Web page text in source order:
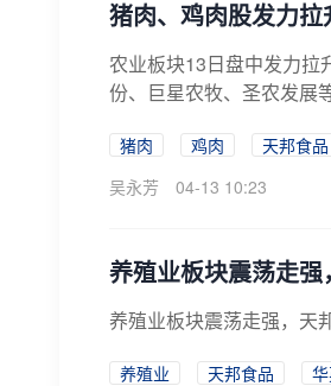
猪肉、鸡肉股发力
农业板块13日盘中发力拉
份、巨星农牧、圣农发展
猪肉 鸡肉
天邦食品
吴永芳
04-13 10:23
养殖业板块震荡走
养殖业板块震荡走强，天
养殖业 天邦食品